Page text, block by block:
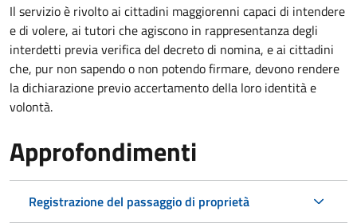
Il servizio è rivolto ai cittadini maggiorenni capaci di intendere
e di volere, ai tutori che agiscono in rappresentanza degli
interdetti previa verifica del decreto di nomina, e ai cittadini
che, pur non sapendo o non potendo firmare, devono rendere
la dichiarazione previo accertamento della loro identità e
volontà.
Approfondimenti
Registrazione del passaggio di proprietà